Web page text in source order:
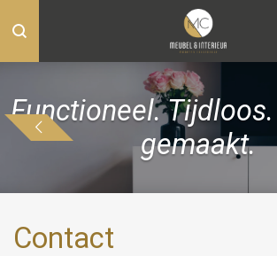
direct
naar
hoofdinhoud
Functioneel.
gemaakt.
Contact